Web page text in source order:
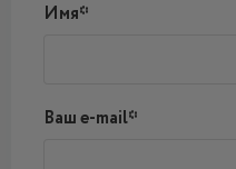
Имя*
Ваш e-mail*